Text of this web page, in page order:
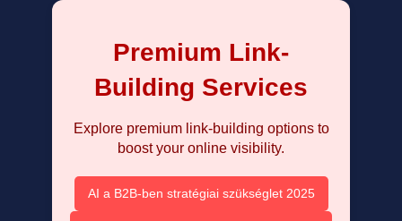
Premium Link-
Building Services
Explore premium link-building options to
boost your online visibility.
AI a B2B-ben stratégiai szükséglet 2025